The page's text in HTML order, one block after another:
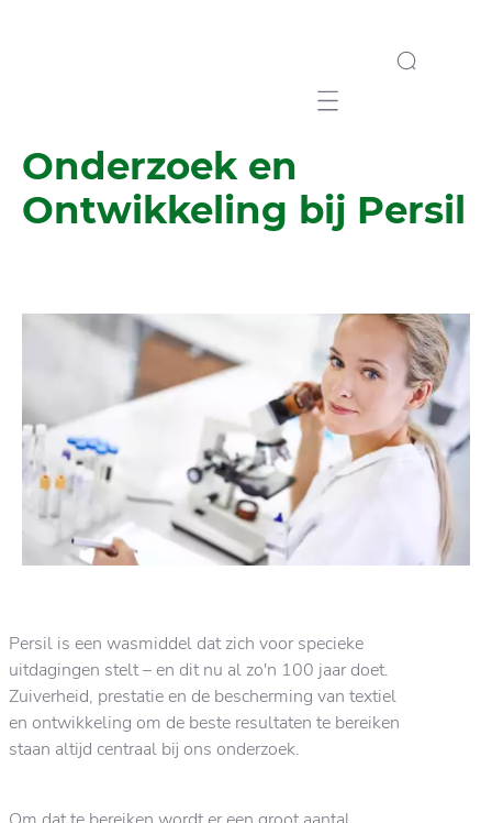
Mobile navigation
Onderzoek en
Ontwikkeling bij Persil
Persil is een wasmiddel dat zich voor specieke
uitdagingen stelt – en dit nu al zo'n 100 jaar doet.
Zuiverheid, prestatie en de bescherming van textiel
en ontwikkeling om de beste resultaten te bereiken
staan altijd centraal bij ons onderzoek.